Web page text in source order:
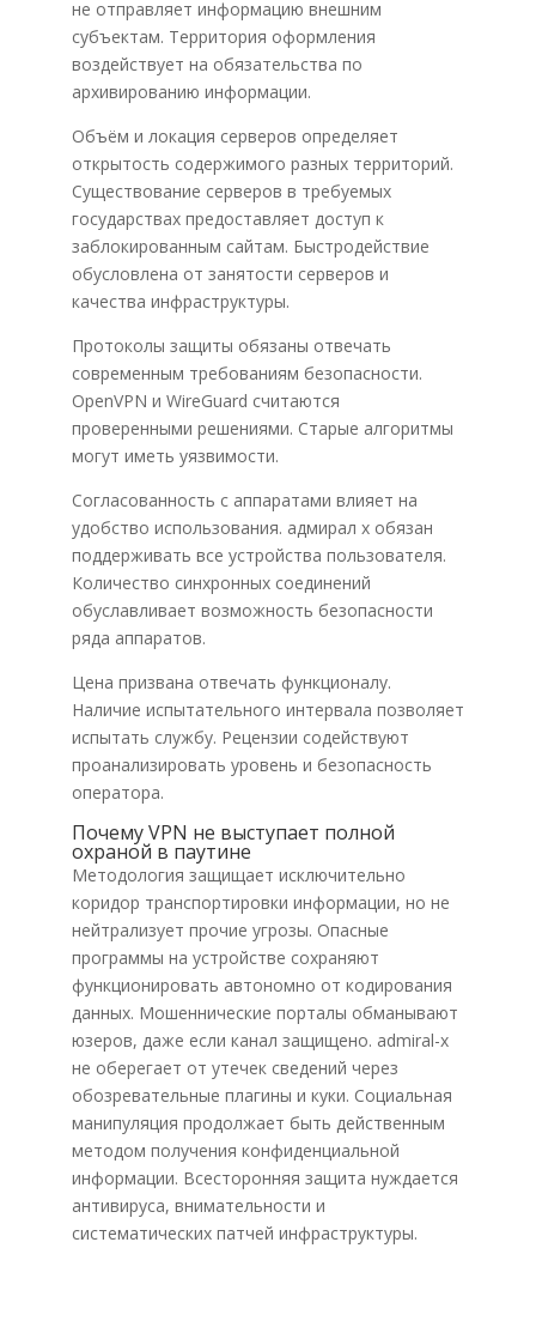
не отправляет информацию внешним
субъектам. Территория оформления
воздействует на обязательства по
архивированию информации.
Объём и локация серверов определяет
открытость содержимого разных территорий.
Существование серверов в требуемых
государствах предоставляет доступ к
заблокированным сайтам. Быстродействие
обусловлена от занятости серверов и
качества инфраструктуры.
Протоколы защиты обязаны отвечать
современным требованиям безопасности.
OpenVPN и WireGuard считаются
проверенными решениями. Старые алгоритмы
могут иметь уязвимости.
Согласованность с аппаратами влияет на
удобство использования. адмирал х обязан
поддерживать все устройства пользователя.
Количество синхронных соединений
обуславливает возможность безопасности
ряда аппаратов.
Цена призвана отвечать функционалу.
Наличие испытательного интервала позволяет
испытать службу. Рецензии содействуют
проанализировать уровень и безопасность
оператора.
Почему VPN не выступает полной
охраной в паутине
Методология защищает исключительно
коридор транспортировки информации, но не
нейтрализует прочие угрозы. Опасные
программы на устройстве сохраняют
функционировать автономно от кодирования
данных. Мошеннические порталы обманывают
юзеров, даже если канал защищено. admiral-x
не оберегает от утечек сведений через
обозревательные плагины и куки. Социальная
манипуляция продолжает быть действенным
методом получения конфиденциальной
информации. Всесторонняя защита нуждается
антивируса, внимательности и
систематических патчей инфраструктуры.